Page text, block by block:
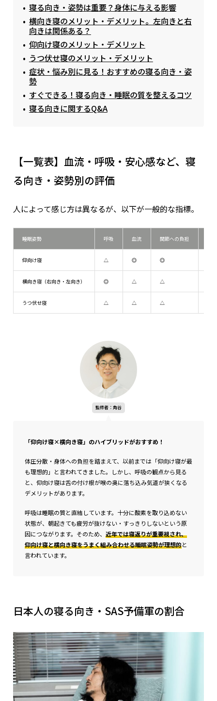
寝る向き・姿勢は重要？身体に与える影響
横向き寝のメリット・デメリット。左向きと右
向きは関係ある？
仰向け寝のメリット・デメリット
うつ伏せ寝のメリット・デメリット
症状・悩み別に見る！おすすめの寝る向き・姿
勢
すぐできる！寝る向き・睡眠の質を整えるコツ
寝る向きに関するQ&A
【一覧表】血流・呼吸・安心感など、寝
る向き・姿勢別の評価
人によって感じ方は異なるが、以下が一般的な指標。
睡眠姿勢 呼吸 血流 関節への負担
仰向け寝 △ ◎ ◎
横向き寝（右向き・左向き） ◎ △ △
うつ伏せ寝 △ △ △
監修者：角谷
「仰向け寝×横向き寝」のハイブリッドがおすすめ！
体圧分散・身体への負担を踏まえて、以前までは「仰向け寝が最
も理想的」と言われてきました。しかし、呼吸の観点から見る
と、仰向け寝は舌の付け根が喉の奥に落ち込み気道が狭くなる
デメリットがあります。
呼吸は睡眠の質と直結しています。十分に酸素を取り込めない
状態が、朝起きても疲労が抜けない・すっきりしないという原
因につながります。そのため、 近年では寝返りが重要視され、
仰向け寝と横向き寝をうまく組み合わせる睡眠姿勢が理想的と
言われています。
日本人の寝る向き・SAS予備軍の割合